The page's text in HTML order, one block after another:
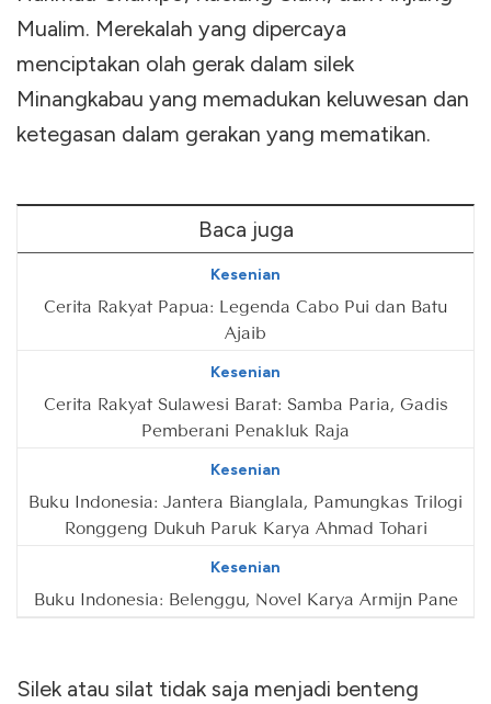
Mualim. Merekalah yang dipercaya
menciptakan olah gerak dalam silek
Minangkabau yang memadukan keluwesan dan
ketegasan dalam gerakan yang mematikan.
Baca juga
Kesenian
Cerita Rakyat Papua: Legenda Cabo Pui dan Batu
Ajaib
Kesenian
Cerita Rakyat Sulawesi Barat: Samba Paria, Gadis
Pemberani Penakluk Raja
Kesenian
Buku Indonesia: Jantera Bianglala, Pamungkas Trilogi
Ronggeng Dukuh Paruk Karya Ahmad Tohari
Kesenian
Buku Indonesia: Belenggu, Novel Karya Armijn Pane
Silek atau silat tidak saja menjadi benteng